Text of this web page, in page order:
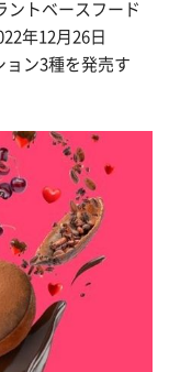
ントベースフード
年12月26日
ョン3種を発売す